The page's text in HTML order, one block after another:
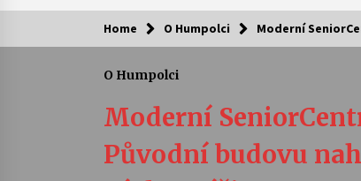
Kam za kulturou?
Camerata a Sukuba Ensemble
4. 8. 2026
Home O Humpolci Moderní
O Humpolci
Moderní
Původní budovu